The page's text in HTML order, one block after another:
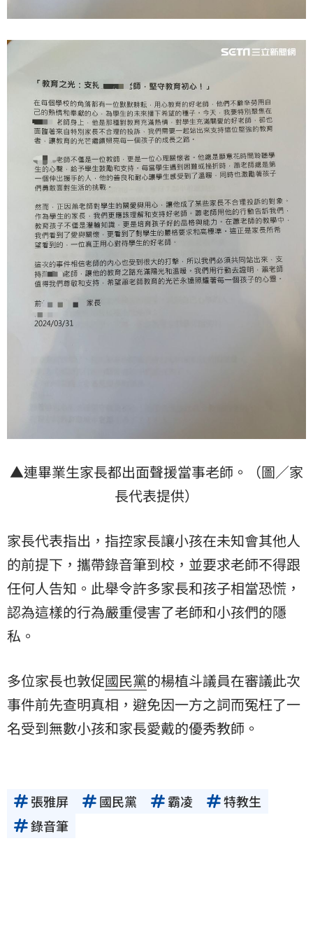
▲連畢業生家長都出面聲援當事老師。（圖／家
長代表提供）
家長代表指出，指控家長讓小孩在未知會其他人
的前提下，攜帶錄音筆到校，並要求老師不得跟
任何人告知。此舉令許多家長和孩子相當恐慌，
認為這樣的行為嚴重侵害了老師和小孩們的隱
私。
多位家長也敦促國民黨的楊植斗議員在審議此次
事件前先查明真相，避免因一方之詞而冤枉了一
名受到無數小孩和家長愛戴的優秀教師。
張雅屏 國民黨 霸凌
特教生
錄音筆